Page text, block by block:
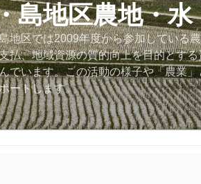
島地区農地・
地区では2009年度から参加している
払、地域資源の質的向上を目的とす
でいます。この活動の様子や「農業
ートします。